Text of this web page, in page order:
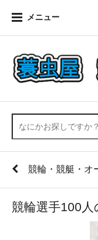
メニュー
競輪・競艇・オ
競輪選手100人